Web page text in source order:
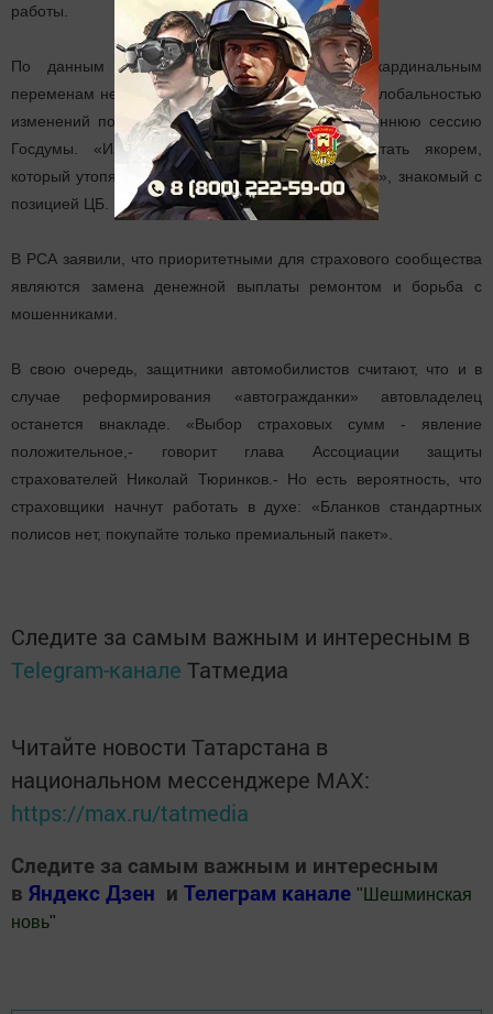
работы.
По данным «Коммерсанта», в ЦБ столь кардинальным
переменам не рады. Там считают, что в связи с глобальностью
изменений поправки не удастся провести в осеннюю сессию
Госдумы. «Избыточность инициатив может стать якорем,
который утопят проект»,- отметил собеседник «Ъ», знакомый с
позицией ЦБ.
В РСА заявили, что приоритетными для страхового сообщества
являются замена денежной выплаты ремонтом и борьба с
мошенниками.
В свою очередь, защитники автомобилистов считают, что и в
случае реформирования «автогражданки» автовладелец
останется внакладе. «Выбор страховых сумм - явление
положительное,- говорит глава Ассоциации защиты
страхователей Николай Тюринков.- Но есть вероятность, что
страховщики начнут работать в духе: «Бланков стандартных
полисов нет, покупайте только премиальный пакет».
Следите за самым важным и интересным в
Telegram-канале Татмедиа
Читайте новости Татарстана в
национальном мессенджере MАХ:
https://max.ru/tatmedia
Следите за самым важным и интересным
в Яндекс Дзен и Телеграм канале " Шешминская
новь"